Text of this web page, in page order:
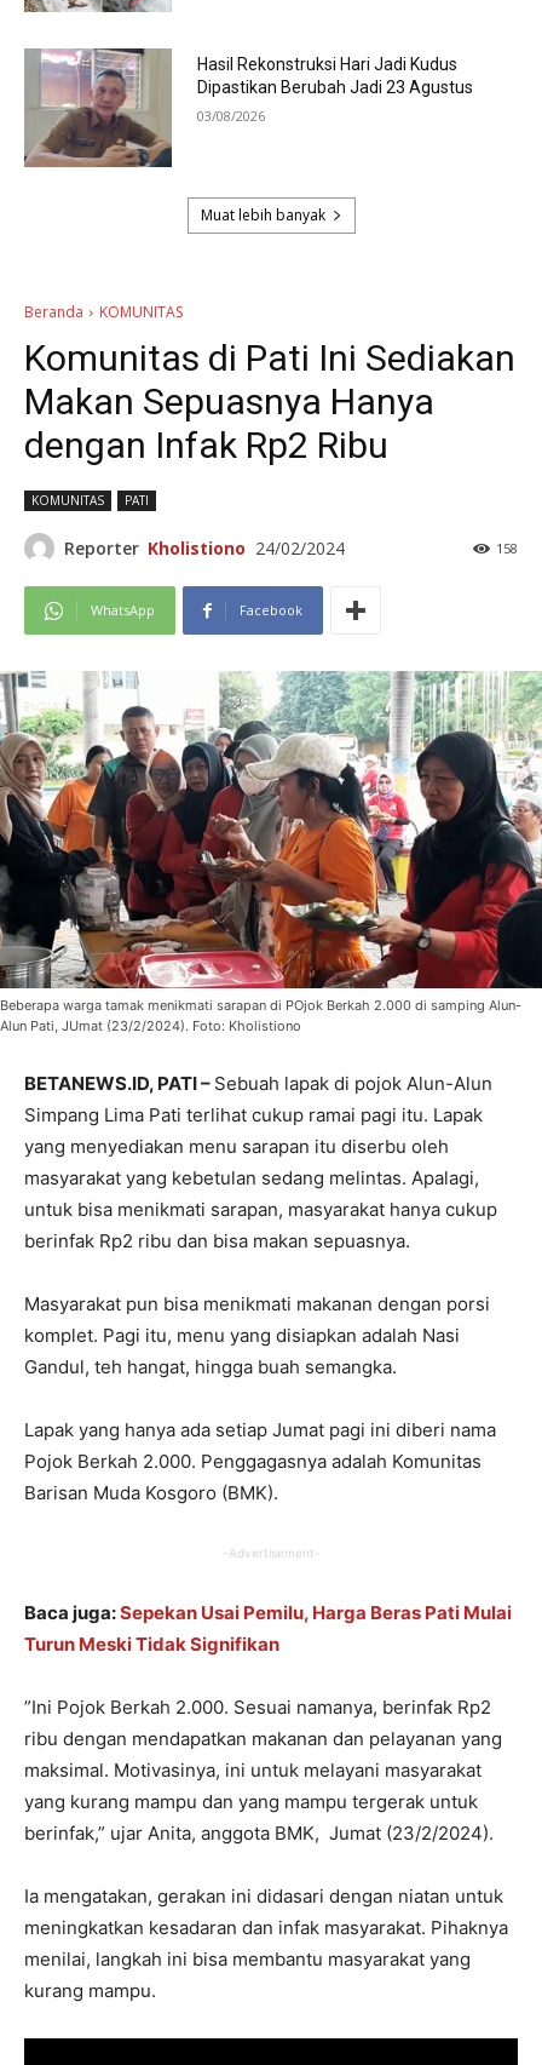
Hasil Rekonstruksi Hari Jadi Kudus
Dipastikan Berubah Jadi 23 Agustus
03/08/2026
Muat lebih banyak